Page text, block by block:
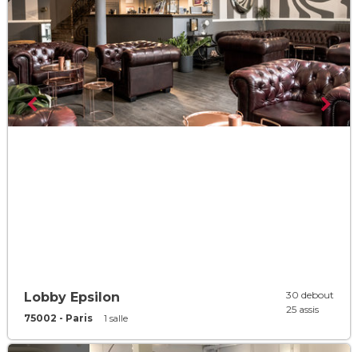
Lobby Epsilon
75002 - Paris 1 salle
30 debout
25 assis